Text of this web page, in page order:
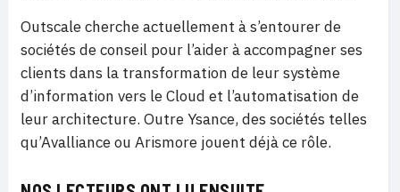
Outscale cherche actuellement à s’entourer de
sociétés de conseil pour l’aider à accompagner ses
clients dans la transformation de leur système
d’information vers le Cloud et l’automatisation de
leur architecture. Outre Ysance, des sociétés telles
qu’Avalliance ou Arismore jouent déjà ce rôle.